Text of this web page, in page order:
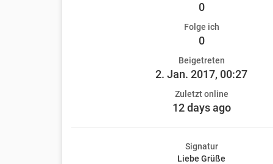
0
Folge ich
0
Beigetreten
2. Jan. 2017, 00:27
Zuletzt online
12 days ago
Signatur
Liebe Grüße